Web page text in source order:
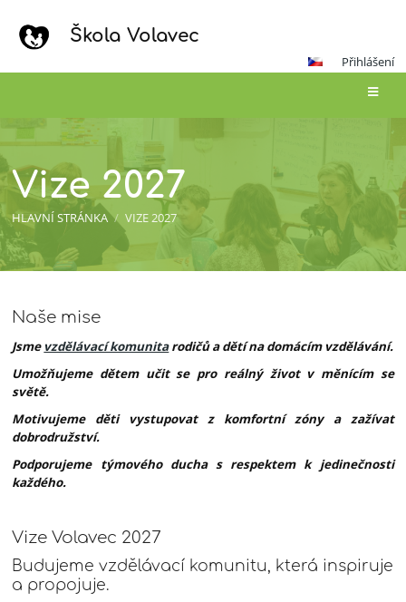
Škola Volavec
Přihlášení
Vize 2027
HLAVNÍ STRÁNKA / VIZE 2027
2027
Naše mise
Jsme vzdělávací komunitarodičů a dětí na domácím vzdělávání.
Umožňujeme dětem učit se pro reálný život v měnícím se
světě.
Motivujeme děti vystupovat z komfortní zóny a zažívat
dobrodružství.
Podporujeme týmového ducha s respektem k jedinečnosti
každého.
Vize Volavec 2027
Budujeme vzdělávací komunitu, která inspiruje
a propojuje.